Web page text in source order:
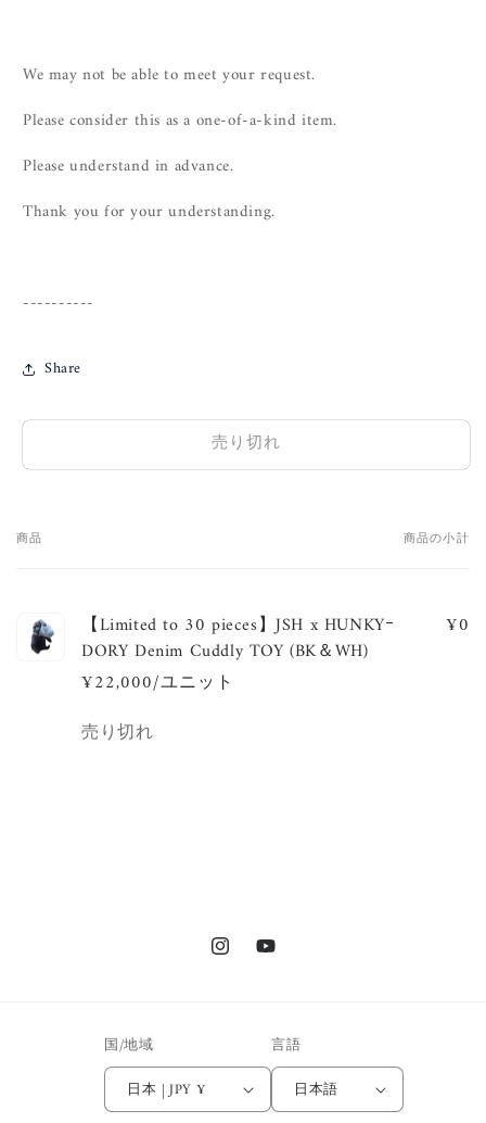
We may not be able to meet your request.
Please consider this as a one-of-a-kind item.
Please understand in advance.
Thank you for your understanding.
----------
Share
売り切れ
あ
の
商品 商品の小計
【Limited to 30 pieces】JSH x HUNKYｰ
DORY Denim Cuddly TOY (BK＆WH)
¥22,000/ユニット
¥0
数
売り切れ
InstagramYouTube
国/地域
日本 | JPY ¥
言語
日本語